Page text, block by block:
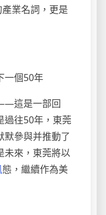
業名詞，更是
一個50年
這是一部回
過往50年，東莞
默參與并推動了
未來，東莞將以
態，繼續作為美